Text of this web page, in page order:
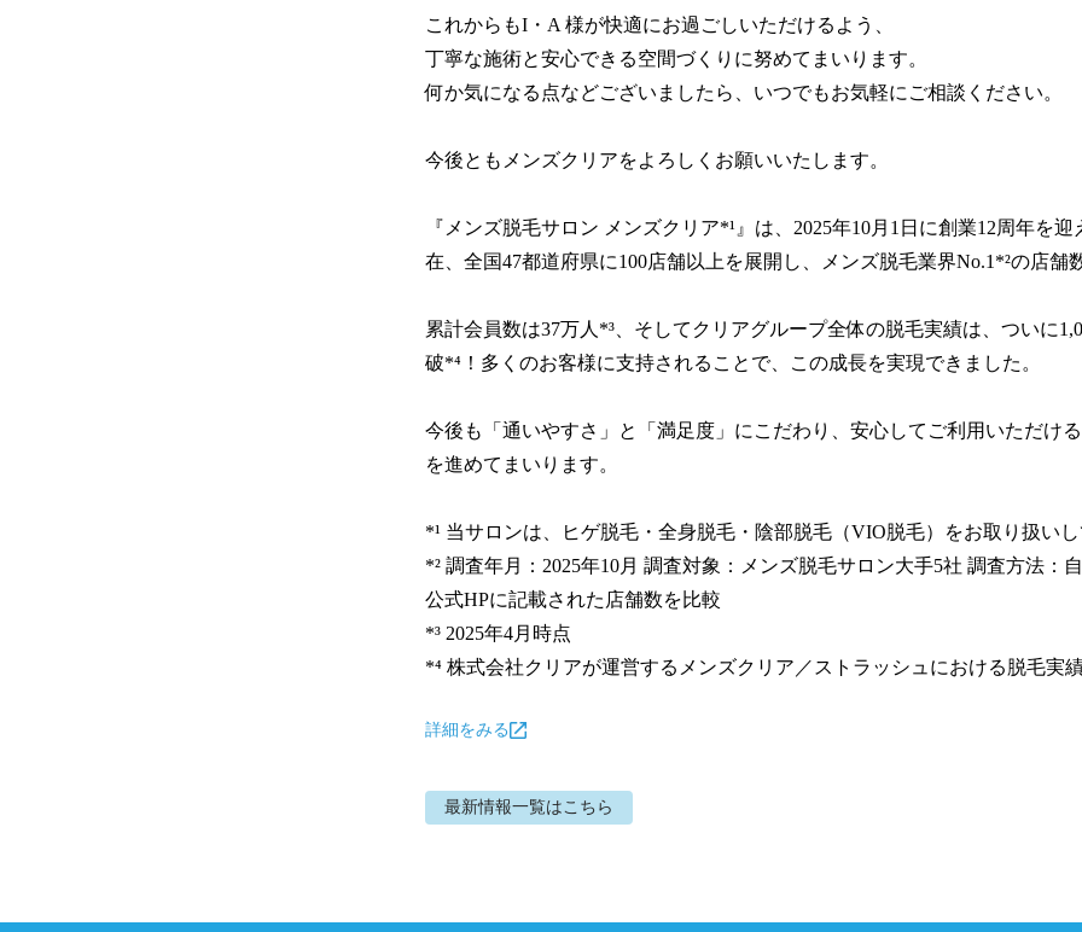
これからもI・A 様が快適にお過ごしいただけるよう、
丁寧な施術と安心できる空間づくりに努めてまいります。
何か気になる点などございましたら、いつでもお気軽にご相談ください。
今後ともメンズクリアをよろしくお願いいたします。
『メンズ脱毛サロン メンズクリア*¹』は、2025年10月1日に創業12周年を
在、全国47都道府県に100店舗以上を展開し、メンズ脱毛業界No.1*²の店舗
累計会員数は37万人*³、そしてクリアグループ全体の脱毛実績は、ついに
破*⁴！多くのお客様に支持されることで、この成長を実現できました。
今後も「通いやすさ」と「満足度」にこだわり、安心してご利用いただけ
を進めてまいります。
*¹ 当サロンは、ヒゲ脱毛・全身脱毛・陰部脱毛（VIO脱毛）をお取り扱い
*² 調査年月：2025年10月 調査対象：メンズ脱毛サロン大手5社 調査方法：
公式HPに記載された店舗数を比較
*³ 2025年4月時点
*⁴ 株式会社クリアが運営するメンズクリア／ストラッシュにおける脱毛実
詳細をみる
最新情報一覧はこちら